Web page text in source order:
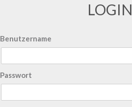
LOGIN
Benutzername
Passwort